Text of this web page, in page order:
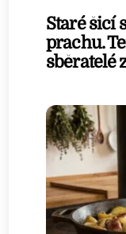
Staré šicí
prachu.
sběratelé